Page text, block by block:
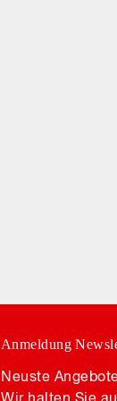
Anmeldung
Neuste
Wir halten Sie